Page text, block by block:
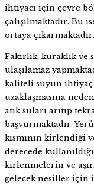
ihtiyacı için çevre
çalışılmaktadır. Bu
ortaya çıkarmaktadır.
Fakirlik, kuraklık ve
ulaşılamaz
kaliteli suyun
uzaklaşmasına
atık suları arıtıp
başvurmaktadır.
kısmının kirlendiği
derecede
kirlenmelerin ve
gelecek nesiller için